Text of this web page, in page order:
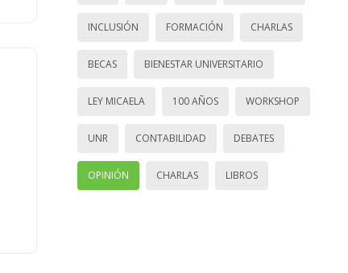
INCLUSIÓN FORMACIÓN CHARLAS
BECAS BIENESTAR UNIVERSITARIO
LEY MICAELA 100 AÑOS WORKSHOP
UNR CONTABILIDAD DEBATES
OPINIÓN CHARLAS LIBROS